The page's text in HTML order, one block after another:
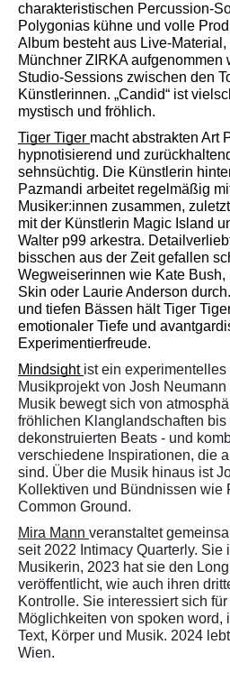
charakteristischen Percussion-
Polygonias kühne und volle
Album besteht aus Live-
Münchner ZIRKA aufgenommen
Studio-Sessions zwischen den
Künstlerinnen. „Candid“ ist
mystisch und fröhlich.
Tiger Tiger macht abstrakten Art
hypnotisierend und
sehnsüchtig. Die Künstlerin
Pazmandi arbeitet regelmäßig
Musiker:innen zusammen,
mit der Künstlerin Magic Island
Walter p99 arkestra.
bisschen aus der Zeit gefallen
Wegweiserinnen wie Kate Bush,
Skin oder Laurie Anderson
und tiefen Bässen hält Tiger
emotionaler Tiefe und
Experimentierfreude.
Mindsight ist ein
Musikprojekt von Josh
Musik bewegt sich von
fröhlichen Klanglandschaften
dekonstruierten Beats - und
verschiedene Inspirationen, die
sind. Über die Musik hinaus ist
Kollektiven und Bündnissen wie
Common Ground.
Mira Mann veranstaltet
seit 2022 Intimacy Quarterly. Sie
Musikerin, 2023 hat sie den
veröffentlicht, wie auch ihren
Kontrolle. Sie interessiert sich
Möglichkeiten von spoken word,
Text, Körper und Musik. 2024
Wien.